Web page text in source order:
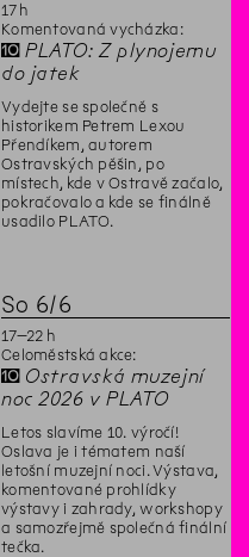
17h
Komentovaná vycházka:
✝ PLATO: Z plynojemu
do jatek
Vydejte se společně s
historikem Petrem Lexou
Přendíkem, autorem
Ostravských pěšin, po
místech, kde v Ostravě začalo,
pokračovalo a kde se finálně
usadilo PLATO.
So 6/6
17–22 h
Celoměstská akce:
✝ Ostravská muzejní
noc 2026 v PLATO
Letos slavíme 10. výročí!
Oslava je i tématem naší
letošní muzejní noci. Výstava,
komentované prohlídky
výstavy i zahrady, workshopy
a samozřejmě společná finální
tečka.